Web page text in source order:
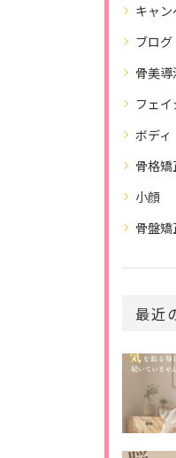
キャン
ブログ
骨美
フェ
ボディ
骨格矯
小顔
骨盤矯
最近